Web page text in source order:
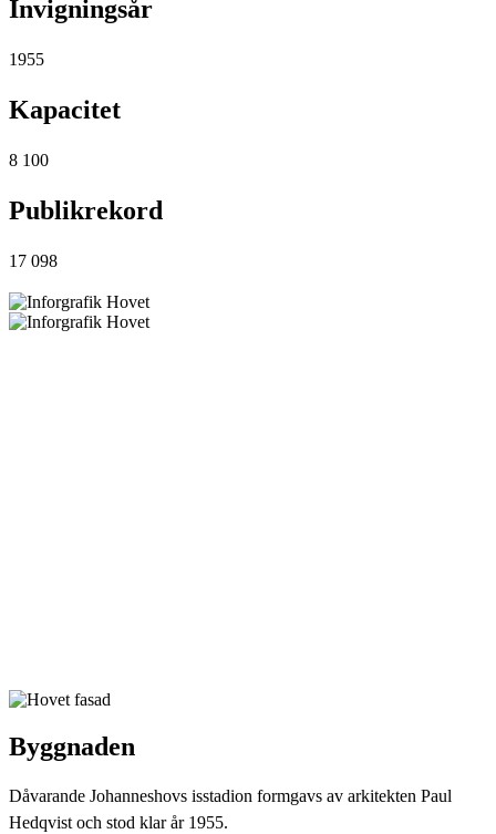
Invigningsår
1955
Kapacitet
8 100
Publikrekord
17 098
Byggnaden
Dåvarande Johanneshovs isstadion formgavs av arkitekten Paul
Hedqvist och stod klar år 1955.